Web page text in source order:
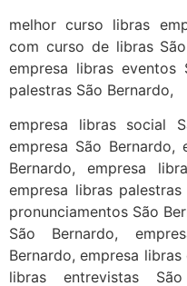
melhor curso libras
com curso de libras
empresa libras eventos
palestras São Bernardo,
empresa libras social
empresa São Bernardo,
Bernardo, empresa
empresa libras
pronunciamentos São
São Bernardo,
Bernardo, empresa
libras entrevistas